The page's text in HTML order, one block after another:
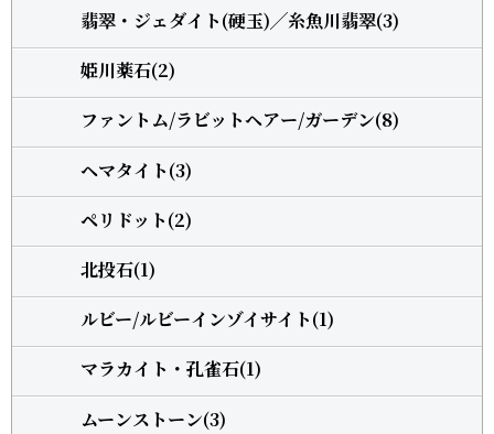
翡翠・ジェダイト(硬玉)╱糸魚川翡翠(3)
姫川薬石(2)
ファントム/ラビットヘアー/ガーデン(8)
ヘマタイト(3)
ペリドット(2)
北投石(1)
ルビー/ルビーインゾイサイト(1)
マラカイト・孔雀石(1)
ムーンストーン(3)